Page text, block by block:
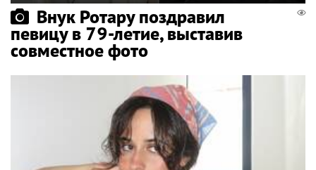
Внук Ротару поздравил
певицу в 79-летие, выставив
совместное фото